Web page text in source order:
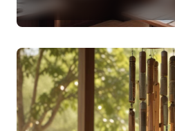
продаж по регионам